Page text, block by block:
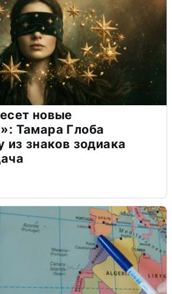
новые
Тамара Глоба
из знаков зодиака